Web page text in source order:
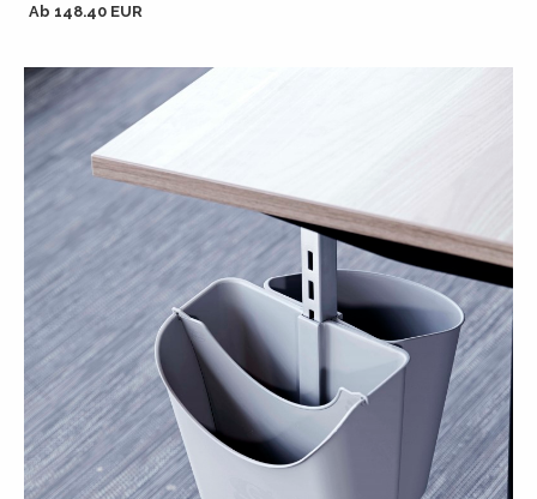
Ab 148.40 EUR